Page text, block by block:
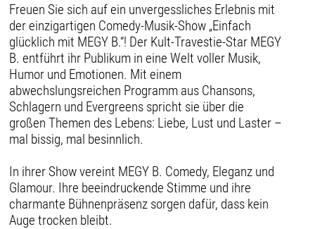
Freuen Sie sich auf ein unvergessliches Erlebnis mit
der einzigartigen Comedy-Musik-Show „Einfach
glücklich mit MEGY B.“! Der Kult-Travestie-Star MEGY
B. entführt ihr Publikum in eine Welt voller Musik,
Humor und Emotionen. Mit einem
abwechslungsreichen Programm aus Chansons,
Schlagern und Evergreens spricht sie über die
großen Themen des Lebens: Liebe, Lust und Laster –
mal bissig, mal besinnlich.
In ihrer Show vereint MEGY B. Comedy, Eleganz und
Glamour. Ihre beeindruckende Stimme und ihre
charmante Bühnenpräsenz sorgen dafür, dass kein
Auge trocken bleibt.